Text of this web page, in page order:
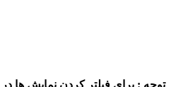
توجه : برای فیلتر کردن نمایش ها